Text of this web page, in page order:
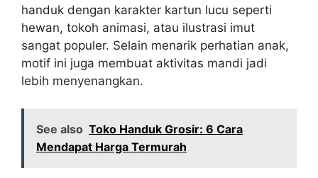
handuk dengan karakter kartun lucu seperti
hewan, tokoh animasi, atau ilustrasi imut
sangat populer. Selain menarik perhatian anak,
motif ini juga membuat aktivitas mandi jadi
lebih menyenangkan.
See also Toko Handuk Grosir: 6 Cara
Mendapat Harga Termurah